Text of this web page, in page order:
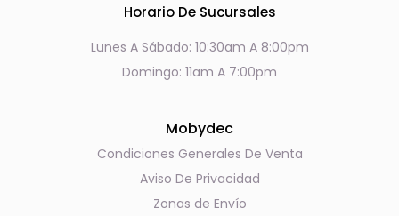
Horario De Sucursales
Lunes A Sábado: 10:30am A 8:00pm
Domingo: 11am A 7:00pm
Mobydec
Condiciones Generales De Venta
Aviso De Privacidad
Zonas de Envío